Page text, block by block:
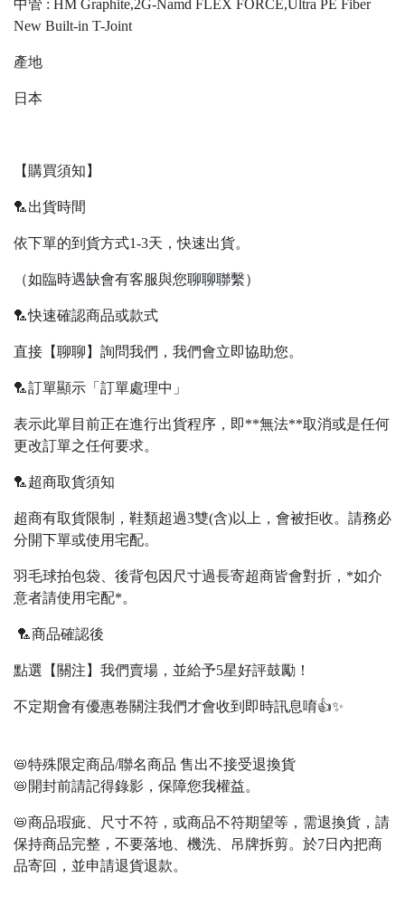
中管 : HM Graphite,2G-Namd FLEX FORCE,Ultra PE Fiber
New Built-in T-Joint
產地
日本
【購買須知】
🏸出貨時間
依下單的到貨方式1-3天，快速出貨。
（如臨時遇缺會有客服與您聊聊聯繫）
🏸快速確認商品或款式
直接【聊聊】詢問我們，我們會立即協助您。
🏸訂單顯示「訂單處理中」
表示此單目前正在進行出貨程序，即**無法**取消或是任何
更改訂單之任何要求。
🏸超商取貨須知
超商有取貨限制，鞋類超過3雙(含)以上，會被拒收。請務必
分開下單或使用宅配。
羽毛球拍包袋、後背包因尺寸過長寄超商皆會對折，*如介
意者請使用宅配*。
🏸商品確認後
點選【關注】我們賣場，並給予5星好評鼓勵！
不定期會有優惠卷關注我們才會收到即時訊息唷👍✨
📛特殊限定商品/聯名商品 售出不接受退換貨
📛開封前請記得錄影，保障您我權益。
📛商品瑕疵、尺寸不符，或商品不符期望等，需退換貨，請
保持商品完整，不要落地、機洗、吊牌拆剪。於7日內把商
品寄回，並申請退貨退款。